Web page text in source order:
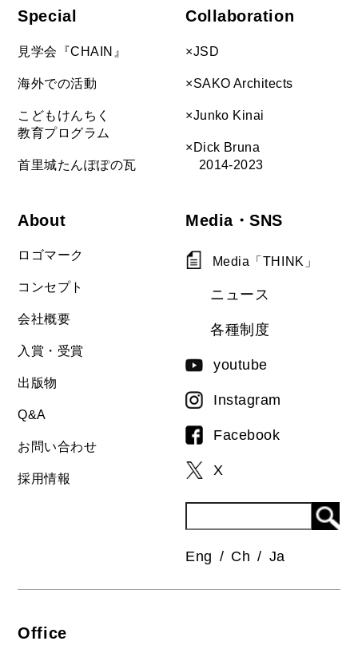
Special
見学会『CHAIN』
海外での活動
こどもけんちく
教育プログラム
首里城たんぽぽの瓦
Collaboration
×JSD
×SAKO Architects
×Junko Kinai
×Dick Bruna
2014-2023
About
ロゴマーク
コンセプト
会社概要
入賞・受賞
出版物
Q&A
お問い合わせ
採用情報
Media・SNS
Media「THINK」
ニュース
各種制度
youtube
Instagram
Facebook
X
Eng Ch Ja
Office